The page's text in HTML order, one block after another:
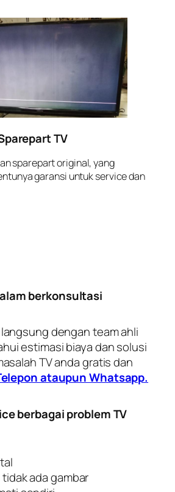
TV
sparepart original, yang
garansi untuk service dan
berkonsultasi
dengan team ahli
estimasi biaya dan solusi
TV anda gratis dan
ataupun Whatsapp.
berbagai problem TV
ada gambar